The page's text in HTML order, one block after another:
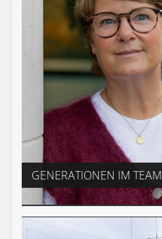
GENERATIONEN IM TEAM